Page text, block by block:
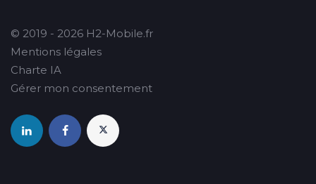
© 2019 - 2026 H2-Mobile.fr
Mentions légales
Charte IA
Gérer mon consentement